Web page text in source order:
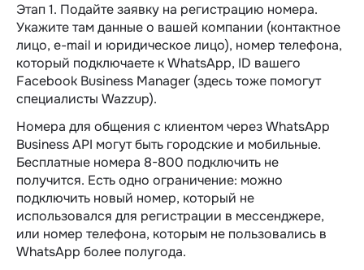
Этап 1. Подайте заявку на регистрацию номера.
Укажите там данные о вашей компании (контактное
лицо, e-mail и юридическое лицо), номер телефона,
который подключаете к WhatsApp, ID вашего
Facebook Business Manager (здесь тоже помогут
специалисты Wazzup).
Номера для общения с клиентом через WhatsApp
Business API могут быть городские и мобильные.
Бесплатные номера 8-800 подключить не
получится. Есть одно ограничение: можно
подключить новый номер, который не
использовался для регистрации в мессенджере,
или номер телефона, которым не пользовались в
WhatsApp более полугода.